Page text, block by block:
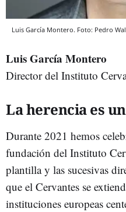
Luis García Montero. Foto: Pedro
Luis García Montero
Director del Instituto
La herencia es
Durante 2021 hemos
fundación del Instituto
plantilla y las sucesivas
que el Cervantes se
instituciones europeas